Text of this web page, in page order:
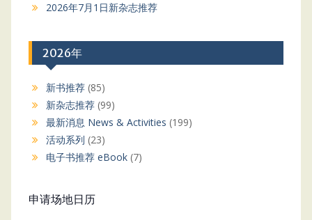
2026年7月1日新杂志推荐
2026年
新书推荐(85)
新杂志推荐(99)
最新消息 News & Activities (199)
活动系列 (23)
电子书推荐 eBook(7)
申请场地日历